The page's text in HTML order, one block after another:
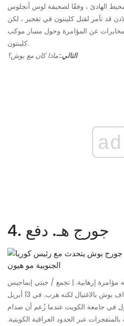
الهادئ ، وفقًا لصحيفة لوس أنجلوس
قد تآمر لقتل كلينتون في تفجير ، لكن
عن المؤامرة وحول مسار موكب
كلينتون.
التالي:ماذا كان مع بوش؟
ad
4. جورج هـ. دفع
مؤامرة إرهابية. | تجمع / جيتي إيماجيس
مثل ابنه ، جورج إتش. تم استهداف بوش بالاغتيال لكنه هرب. في 13 أبريل
في جامعة الكويت عندما زُعم أن صدام
عبر الحدود العراقية الكويتية.